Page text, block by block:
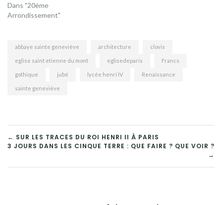
Dans "20ème
Arrondissement"
abbaye sainte geneviève architecture clovis
eglise saint etienne du mont eglisedeparis Francs
gothique jubé lycée henri IV Renaissance
sainte geneviève
NAVIGATION
DE
← SUR LES TRACES DU ROI HENRI II À PARIS
3 JOURS DANS LES CINQUE TERRE : QUE FAIRE ? QUE VOIR ?
→